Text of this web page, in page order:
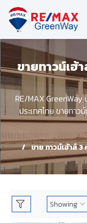
ขายทาวน์เฮ้
RE/MAX
ประเทศไทย ขายทา
ขาย ทาวน์เฮ้าส์